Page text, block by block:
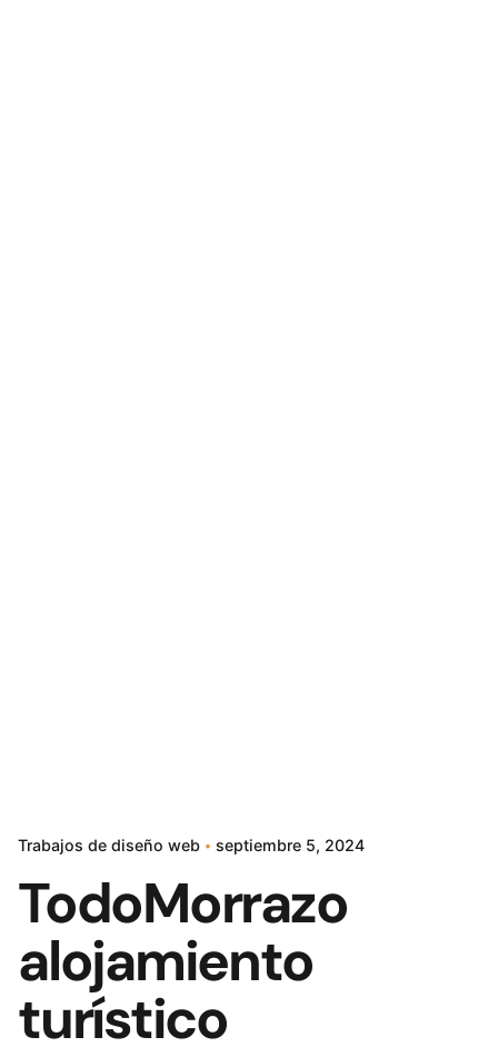
Trabajos de diseño web septiembre 5, 2024
TodoMorrazo
alojamiento
turístico